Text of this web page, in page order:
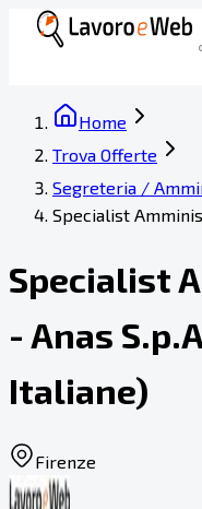
Home
Trova Offerte
Segreteria /
Specialist
Specialist
- Anas
Italiane)
Firenze